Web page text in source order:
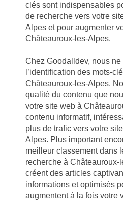
clés sont indispensables
de recherche vers votre
Alpes et pour augmenter
Châteauroux-les-Alpes.
Chez Goodalldev, nous
l’identification des mots-
Châteauroux-les-Alpes.
qualité du contenu que
votre site web à
contenu informatif,
plus de trafic vers votre
Alpes. Plus important
meilleur classement dans
recherche à
créent des articles
informations et optimisés
augmentent à la fois votre